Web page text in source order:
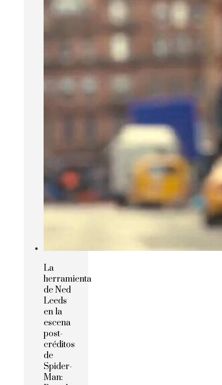
La
herramienta
de Ned
Leeds
en la
escena
post-
créditos
de
Spider-
Man: